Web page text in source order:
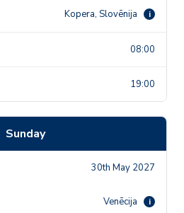
Kopera, Slovēnija i
08:00
19:00
Sunday
30th May 2027
Venēcija i